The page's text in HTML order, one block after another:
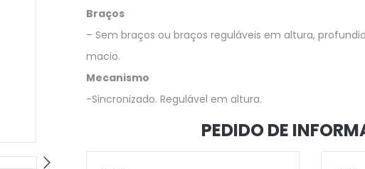
Braços
– Sem braços ou braços reguláveis em altura,
macio.
Mecanismo
-Sincronizado. Regulável em altura.
PEDIDO DE